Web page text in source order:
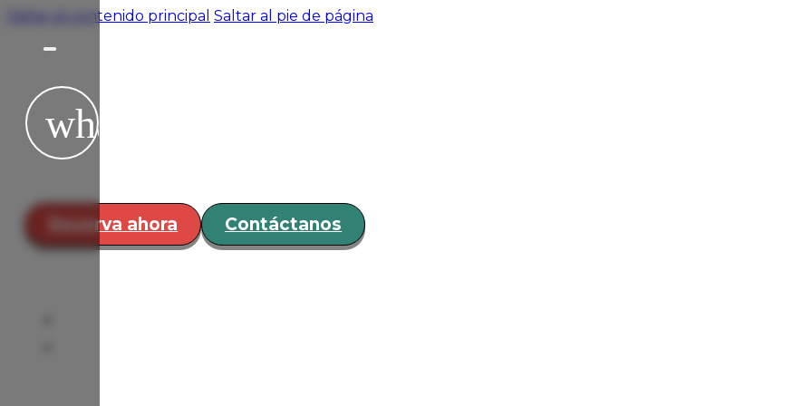
Saltar al contenido principal Saltar al pie de página
Hospedaje
BarServicios
Reserva ahora Contáctanos